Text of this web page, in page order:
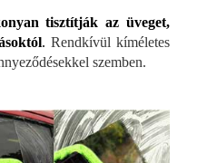
tisztítják az üveget,
. Rendkívül kíméletes
szemben.